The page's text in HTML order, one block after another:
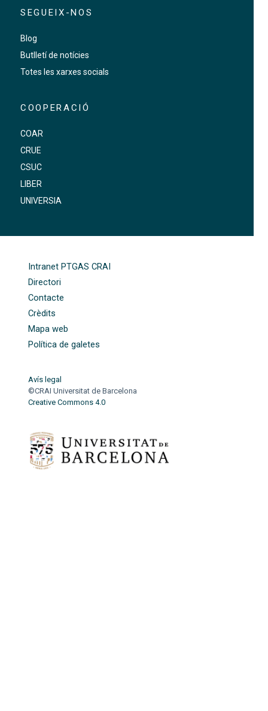
SEGUEIX-NOS
Blog
Butlletí de notícies
Totes les xarxes socials
COOPERACIÓ
COAR
CRUE
CSUC
LIBER
UNIVERSIA
Intranet PTGAS CRAI
Directori
Contacte
Crèdits
Mapa web
Política de galetes
Avís legal
©CRAI Universitat de Barcelona
Creative Commons 4.0